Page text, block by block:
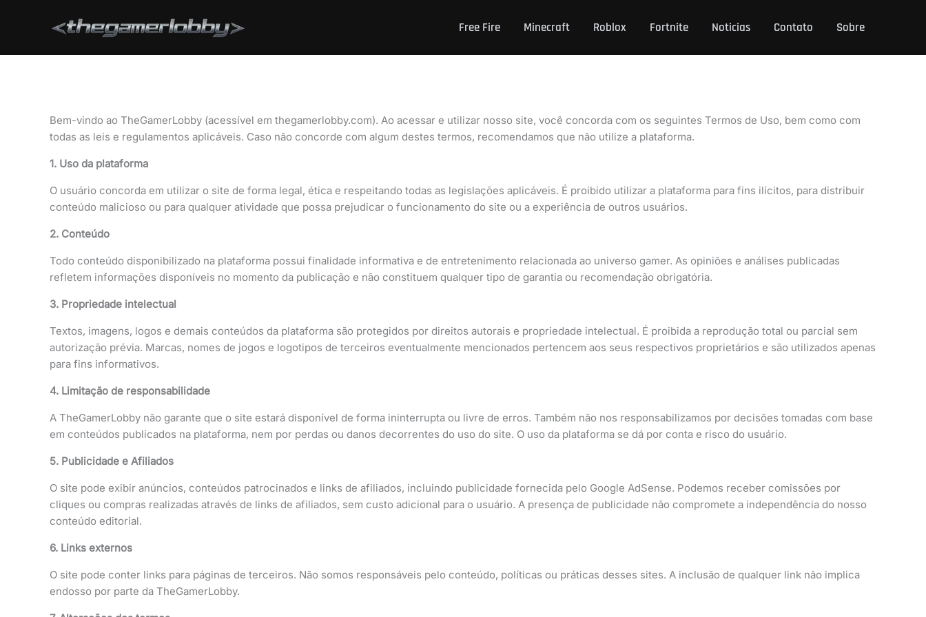
conteúdo
Free Fire Minecraft Roblox Fortnite Noticias Contato Sobre
Bem-vindo ao TheGamerLobby (acessível em thegamerlobby.com). Ao acessar e utilizar nosso site, você concorda com os seguintes Termos de Uso, bem como com
todas as leis e regulamentos aplicáveis. Caso não concorde com algum destes termos, recomendamos que não utilize a plataforma.
1. Uso da plataforma
O usuário concorda em utilizar o site de forma legal, ética e respeitando todas as legislações aplicáveis. É proibido utilizar a plataforma para fins ilícitos, para distribuir
conteúdo malicioso ou para qualquer atividade que possa prejudicar o funcionamento do site ou a experiência de outros usuários.
2. Conteúdo
Todo conteúdo disponibilizado na plataforma possui finalidade informativa e de entretenimento relacionada ao universo gamer. As opiniões e análises publicadas
refletem informações disponíveis no momento da publicação e não constituem qualquer tipo de garantia ou recomendação obrigatória.
3. Propriedade intelectual
Textos, imagens, logos e demais conteúdos da plataforma são protegidos por direitos autorais e propriedade intelectual. É proibida a reprodução total ou parcial sem
autorização prévia. Marcas, nomes de jogos e logotipos de terceiros eventualmente mencionados pertencem aos seus respectivos proprietários e são utilizados apenas
para fins informativos.
4. Limitação de responsabilidade
A TheGamerLobby não garante que o site estará disponível de forma ininterrupta ou livre de erros. Também não nos responsabilizamos por decisões tomadas com base
em conteúdos publicados na plataforma, nem por perdas ou danos decorrentes do uso do site. O uso da plataforma se dá por conta e risco do usuário.
5. Publicidade e Afiliados
O site pode exibir anúncios, conteúdos patrocinados e links de afiliados, incluindo publicidade fornecida pelo Google AdSense. Podemos receber comissões por
cliques ou compras realizadas através de links de afiliados, sem custo adicional para o usuário. A presença de publicidade não compromete a independência do nosso
conteúdo editorial.
6. Links externos
O site pode conter links para páginas de terceiros. Não somos responsáveis pelo conteúdo, políticas ou práticas desses sites. A inclusão de qualquer link não implica
endosso por parte da TheGamerLobby.